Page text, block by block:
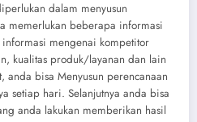
dalam menyusun
memerlukan beberapa informasi
mengenai kompetitor
kualitas produk/layanan dan lain
anda bisa Menyusun perencanaan
setiap hari. Selanjutnya anda bisa
anda lakukan memberikan hasil